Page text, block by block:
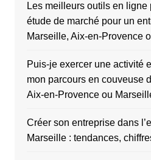
Les meilleurs outils en ligne
étude de marché pour un
Marseille, Aix-en-Provence
Puis-je exercer une activité
mon parcours en couveuse
Aix-en-Provence ou
Créer son entreprise dans
Marseille : tendances,